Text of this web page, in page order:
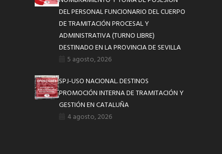
DEL PERSONAL FUNCIONARIO DEL CUERPO
DE TRAMITACIÓN PROCESAL Y
ADMINISTRATIVA (TURNO LIBRE)
DESTINADO EN LA PROVINCIA DE SEVILLA
5 agosto, 2026
SPJ-USO NACIONAL. DESTINOS
PROMOCIÓN INTERNA DE TRAMITACIÓN Y
GESTIÓN EN CATALUÑA
4 agosto, 2026